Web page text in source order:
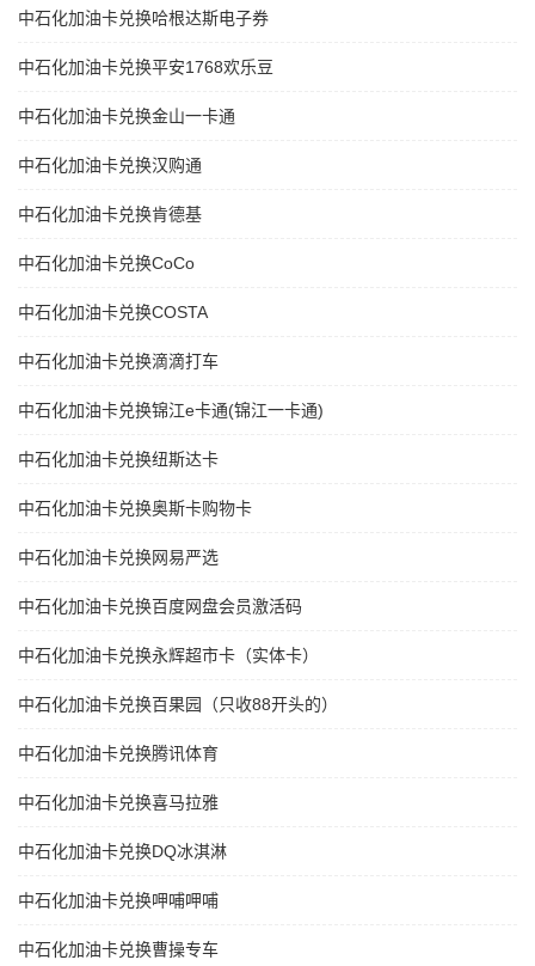
中石化加油卡兑换哈根达斯电子券
中石化加油卡兑换平安1768欢乐豆
中石化加油卡兑换金山一卡通
中石化加油卡兑换汉购通
中石化加油卡兑换肯德基
中石化加油卡兑换CoCo
中石化加油卡兑换COSTA
中石化加油卡兑换滴滴打车
中石化加油卡兑换锦江e卡通(锦江一卡通)
中石化加油卡兑换纽斯达卡
中石化加油卡兑换奥斯卡购物卡
中石化加油卡兑换网易严选
中石化加油卡兑换百度网盘会员激活码
中石化加油卡兑换永辉超市卡（实体卡）
中石化加油卡兑换百果园（只收88开头的）
中石化加油卡兑换腾讯体育
中石化加油卡兑换喜马拉雅
中石化加油卡兑换DQ冰淇淋
中石化加油卡兑换呷哺呷哺
中石化加油卡兑换曹操专车